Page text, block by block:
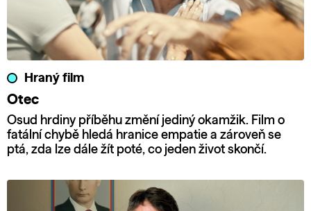
Hraný film
Otec
Osud hrdiny příběhu změní jediný okamžik. Film o
fatální chybě hledá hranice empatie a zároveň se
ptá, zda lze dále žít poté, co jeden život skončí.